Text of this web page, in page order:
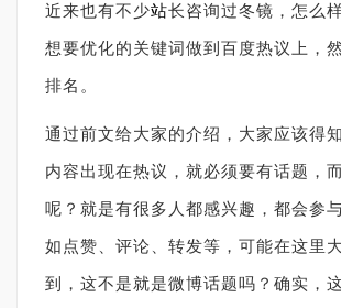
近来也有不少站长咨询过冬镜，怎么
想要优化的关键词做到百度热议上，
排名。
通过前文给大家的介绍，大家应该得
内容出现在热议，就必须要有话题，
呢？就是有很多人都感兴趣，都会参
如点赞、评论、转发等，可能在这里
到，这不是就是微博话题吗？确实，